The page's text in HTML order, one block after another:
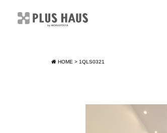
HOME > 1QLS0321